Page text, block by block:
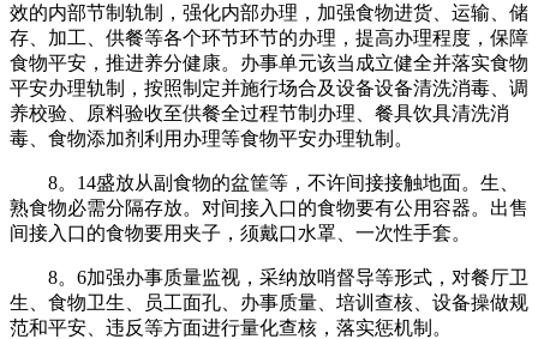
效的内部节制轨制，强化内部办理，加强食物进货、运输、储
存、加工、供餐等各个环节环节的办理，提高办理程度，保障
食物平安，推进养分健康。办事单元该当成立健全并落实食物
平安办理轨制，按照制定并施行场合及设备设备清洗消毒、调
养校验、原料验收至供餐全过程节制办理、餐具饮具清洗消
毒、食物添加剂利用办理等食物平安办理轨制。
8。14盛放从副食物的盆筐等，不许间接接触地面。生、
熟食物必需分隔存放。对间接入口的食物要有公用容器。出售
间接入口的食物要用夹子，须戴口水罩、一次性手套。
8。6加强办事质量监视，采纳放哨督导等形式，对餐厅卫
生、食物卫生、员工面孔、办事质量、培训查核、设备操做规
范和平安、违反等方面进行量化查核，落实惩机制。